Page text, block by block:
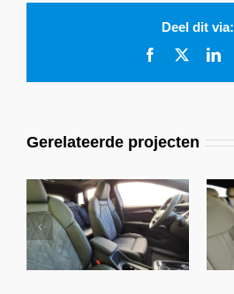
Deel dit via:
Facebook
Gerelateerde projecten
Audi Q4 E-Tron,
Buffalino Zwart &
Alcantara